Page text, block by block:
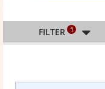
FILTER 1